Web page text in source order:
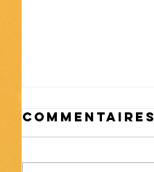
Commentaires